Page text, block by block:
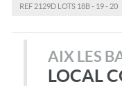
REF 2129D LOTS 18B - 19 - 20
AIX LES
LOCAL